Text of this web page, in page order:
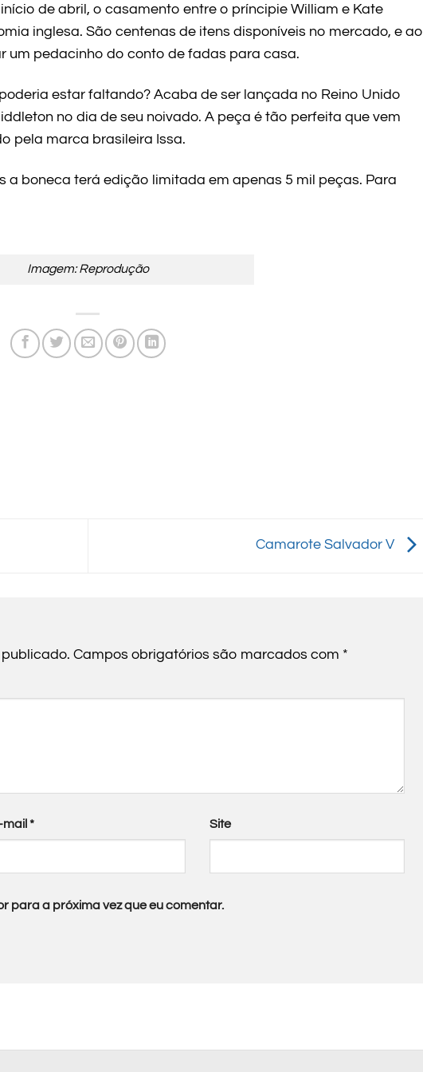
de abril, o casamento entre o príncipie William e Kate
inglesa. São centenas de itens disponíveis no mercado, e ao
um pedacinho do conto de fadas para casa.
estar faltando? Acaba de ser lançada no Reino Unido
no dia de seu noivado. A peça é tão perfeita que vem
pela marca brasileira Issa.
a boneca terá edição limitada em apenas 5 mil peças. Para
Imagem: Reprodução
Camarote Salvador V
Campos obrigatórios são marcados com *
mail * Site
para a próxima vez que eu comentar.